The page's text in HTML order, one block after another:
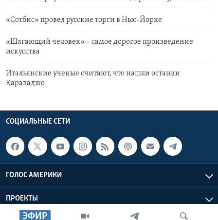
ЭФИР
«Сотбис» провел русские торги в Нью-Йорке
«Шагающий человек» – самое дорогое произведение
искусства
Итальянские ученые считают, что нашли останки
Караваджо
СОЦИАЛЬНЫЕ СЕТИ
ГОЛОС АМЕРИКИ
ПРОЕКТЫ